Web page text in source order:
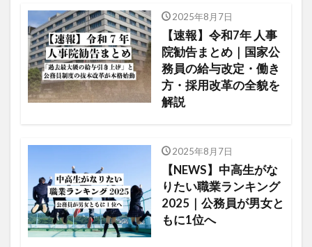
2025年8月7日
【速報】令和7年 人事
院勧告まとめ｜国家公
務員の給与改定・働き
方・採用改革の全貌を
解説
2025年8月7日
【NEWS】中高生がな
りたい職業ランキング
2025｜公務員が男女と
もに1位へ